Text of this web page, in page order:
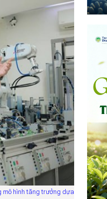
mô hình tăng trưởng dựa